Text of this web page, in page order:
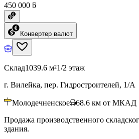
450 000 ƃ
Конвертер валют
Склад1039.6 м²1/2 этаж
г. Вилейка, пер. Гидростроителей, 1/А
Молодечненское 68.6 км от МКАД
Продажа производственного
здания.